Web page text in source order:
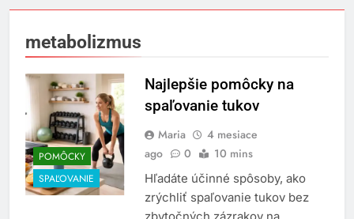
metabolizmus
POMÔCKY
SPAĽOVANIE
Najlepšie pomôcky na
spaľovanie tukov
Maria
4 mesiace
ago
0 10 mins
Hľadáte účinné spôsoby, ako
zrýchliť spaľovanie tukov bez